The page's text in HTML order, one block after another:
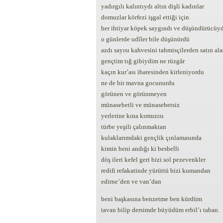
yadırgılı kalıntıydı altın dişli kadınlar
domuzlar körfezi işgal ettiği için
her ihtiyar köpek saygındı ve
o günlerde udîler bile düşünürdü
azdı sayısı kahvesini tahmisçilerden satın
gençtim tığ gibiydim ne rüzgâr
kaçın kur’ası ibaresinden kirleniyordu
ne de bir mavna gocunurdu
görünen ve görünmeyen
münasebetli ve münasebetsiz
yerlerine kına kırmızısı
türbe yeşili çalınmaktan
kulaklarımdaki gençlik çınlamasında
kimin beni andığı ki besbelli
döş ileri kefel geri bizi sol pezevenkler
redifi refakatinde yürüttü bizi kumandan
edirne’den ve van’dan
beni başkasına benzetme ben kürdüm
tavan bilip dersimde büyüdüm erbil’ı taban.